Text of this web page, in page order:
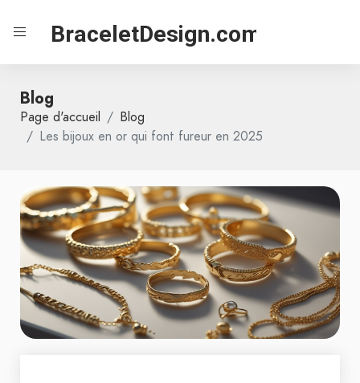
BraceletDesign.com
Blog
Page d'accueil
Blog
Les bijoux en or qui font fureur en 2025